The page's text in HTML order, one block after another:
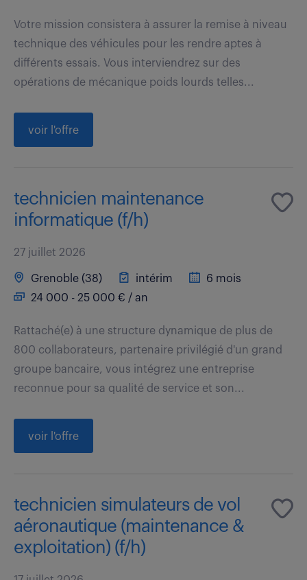
Votre mission consistera à assurer la remise à niveau
technique des véhicules pour les rendre aptes à
différents essais. Vous interviendrez sur des
opérations de mécanique poids lourds telles...
voir l'offre
technicien maintenance
informatique (f/h)
27 juillet 2026
Grenoble (38) intérim
6 mois
24 000 - 25 000 € / an
Rattaché(e) à une structure dynamique de plus de
800 collaborateurs, partenaire privilégié d'un grand
groupe bancaire, vous intégrez une entreprise
reconnue pour sa qualité de service et son...
voir l'offre
technicien simulateurs de vol
aéronautique (maintenance &
exploitation) (f/h)